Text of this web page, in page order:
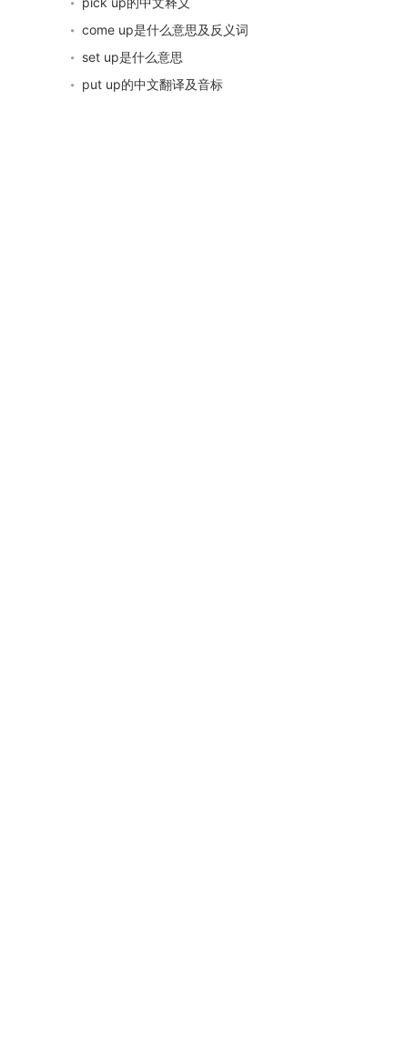
come up是什么意思及反义词
set up是什么意思
put up的中文翻译及音标